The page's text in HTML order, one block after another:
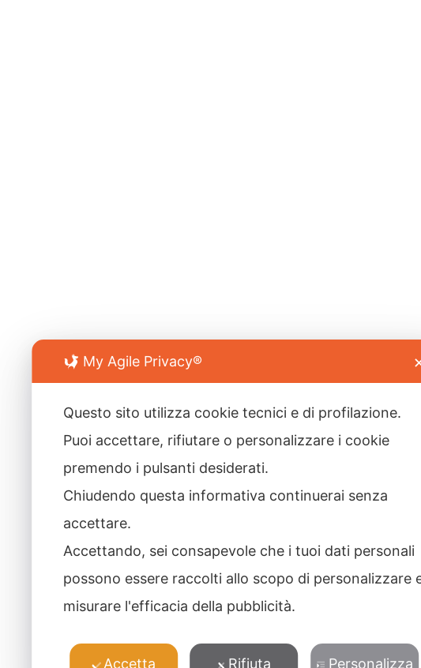
My Agile Privacy®
Questo sito utilizza cookie tecnici e di profilazione.
Puoi accettare, rifiutare o personalizzare i cookie
premendo i pulsanti desiderati.
Chiudendo questa informativa continuerai senza
accettare.
Accettando, sei consapevole che i tuoi dati personali
possono essere raccolti allo scopo di personalizzare
misurare l'efficacia della pubblicità.
Accetta Rifiuta Personalizza